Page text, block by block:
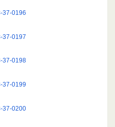
37-0196
37-0197
37-0198
37-0199
37-0200